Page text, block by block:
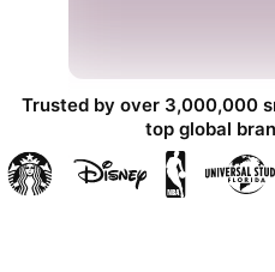
Trusted by over 3,000,000
top global